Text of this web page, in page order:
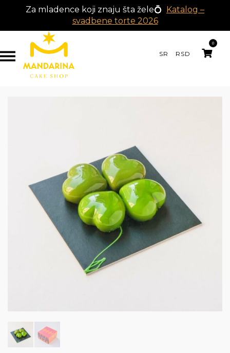
Za mladence koji znaju šta žele💍 Katalog –
svadbene torte 2026
SR RSD
0